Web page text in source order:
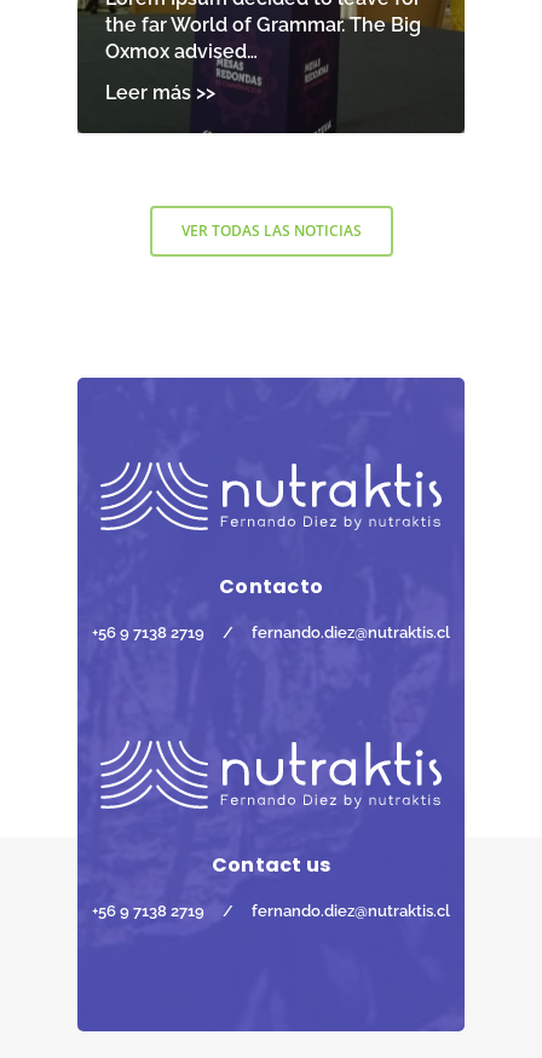
the far World of Grammar. The Big
Oxmox advised…
VER TODAS LAS NOTICIAS
Contacto
+56 9 7138 2719 / fernando.diez@nutraktis.cl
Contact us
+56 9 7138 2719 / fernando.diez@nutraktis.cl